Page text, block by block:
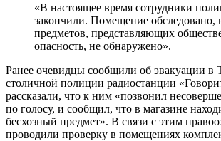
«В настоящее время сотрудники
закончили. Помещение обследовано,
предметов, представляющих
опасность, не обнаружено».
Ранее очевидцы сообщили об эвакуации
столичной полиции радиостанции
рассказали, что к ним «позвонил
по голосу, и сообщил, что в магазине
бесхозный предмет». В связи с этим
проводили проверку в помещениях